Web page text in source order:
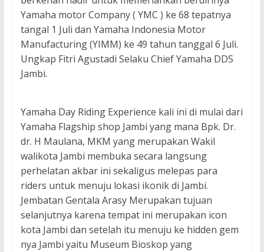
Yamaha motor Company ( YMC ) ke 68 tepatnya
tangal 1 Juli dan Yamaha Indonesia Motor
Manufacturing (YIMM) ke 49 tahun tanggal 6 Juli.
Ungkap Fitri Agustadi Selaku Chief Yamaha DDS
Jambi.
Yamaha Day Riding Experience kali ini di mulai dari
Yamaha Flagship shop Jambi yang mana Bpk. Dr.
dr. H Maulana, MKM yang merupakan Wakil
walikota Jambi membuka secara langsung
perhelatan akbar ini sekaligus melepas para
riders untuk menuju lokasi ikonik di Jambi.
Jembatan Gentala Arasy Merupakan tujuan
selanjutnya karena tempat ini merupakan icon
kota Jambi dan setelah itu menuju ke hidden gem
nya Jambi yaitu Museum Bioskop yang